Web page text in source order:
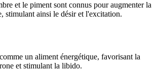
et le piment sont connus pour augmenter la
stimulant ainsi le désir et l'excitation.
un aliment énergétique, favorisant la
et stimulant la libido.